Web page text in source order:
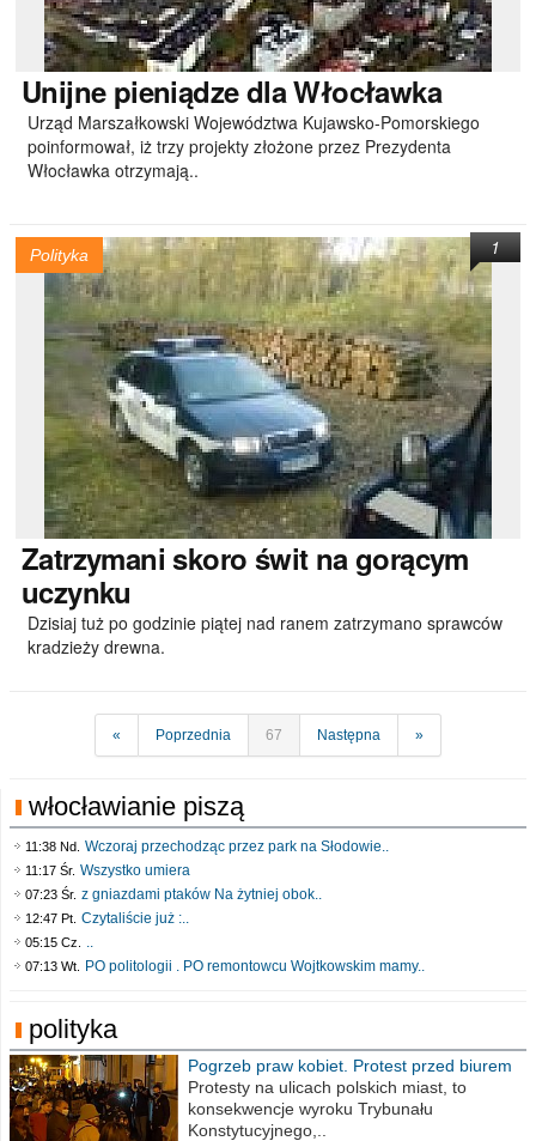
Unijnepieniądze dla Włocławka
Urząd Marszałkowski Województwa Kujawsko-Pomorskiego
poinformował, iż trzy projekty złożone przez Prezydenta
Włocławka otrzymają..
Polityka
Zatrzymani skoro świt na gorącym
uczynku
Dzisiaj tuż po godzinie piątej nad ranem zatrzymano sprawców
kradzieży drewna.
1
« Poprzednia 67 Następna »
włocławianie piszą
11:38 Nd. Wczoraj przechodząc przez park na Słodowie..
11:17 Śr. Wszystko umiera
07:23 Śr. z gniazdami ptaków Na żytniej obok..
12:47 Pt. Czytaliście już :..
05:15 Cz. ..
07:13 Wt. PO politologii . PO remontowcu Wojtkowskim mamy..
polityka
Pogrzeb praw kobiet. Protest przed biurem
poselskim PiS
Protesty na ulicach polskich miast, to
konsekwencje wyroku Trybunału
Konstytucyjnego,..